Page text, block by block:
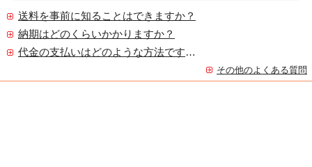
送料を事前に知ることはできますか？
納期はどのくらいかかりますか？
代金の支払いはどのような方法ですか？
その他のよくある質問